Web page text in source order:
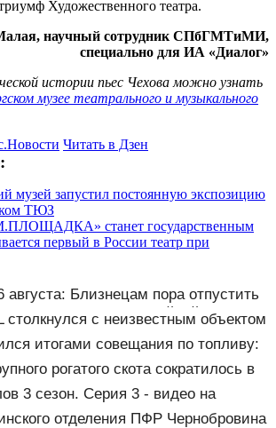
Художественного театра.
научный сотрудник СПбГМТиМИ,
специально для ИА «Диалог»
истории пьес Чехова можно узнать
музее театрального и музыкального
Читать в Дзен
музей запустил постоянную экспозицию
ТЮЗ
станет государственным
первый в России театр при
августа: Близнецам пора отпустить
насладятся семейной
столкнулся с неизвестным объектом
Новости на Вести.ru
итогами совещания по топливу:
о ситуации с бензином
рогатого скота сократилось в
3 сезон. Серия 3 - видео на
отделения ПФР Чернобровина